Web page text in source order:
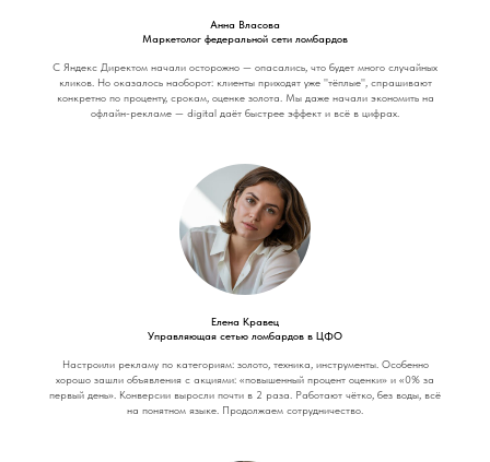
Анна Власова
Маркетолог федеральной сети ломбардов
С Яндекс Директом начали осторожно — опасались, что будет много случайных
кликов. Но оказалось наоборот: клиенты приходят уже "тёплые", спрашивают
конкретно по проценту, срокам, оценке золота. Мы даже начали экономить на
офлайн-рекламе — digital даёт быстрее эффект и всё в цифрах.
Елена Кравец
Управляющая сетью ломбардов в ЦФО
Настроили рекламу по категориям: золото, техника, инструменты. Особенно
хорошо зашли объявления с акциями: «повышенный процент оценки» и «0% за
первый день». Конверсии выросли почти в 2 раза. Работают чётко, без воды, всё
на понятном языке. Продолжаем сотрудничество.